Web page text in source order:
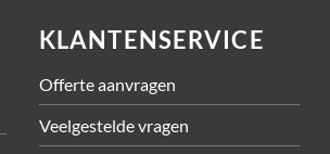
KLANTENSERVICE
Offerte aanvragen
Veelgestelde vragen